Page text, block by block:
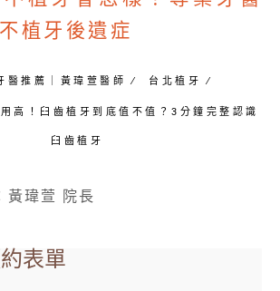
植牙後遺症
醫推薦｜黃瑋萱醫師 ∕ 台北植牙 ∕
高！臼齒植牙到底值不值？3分鐘完整認識
臼齒植牙
黃瑋萱 院長
表單